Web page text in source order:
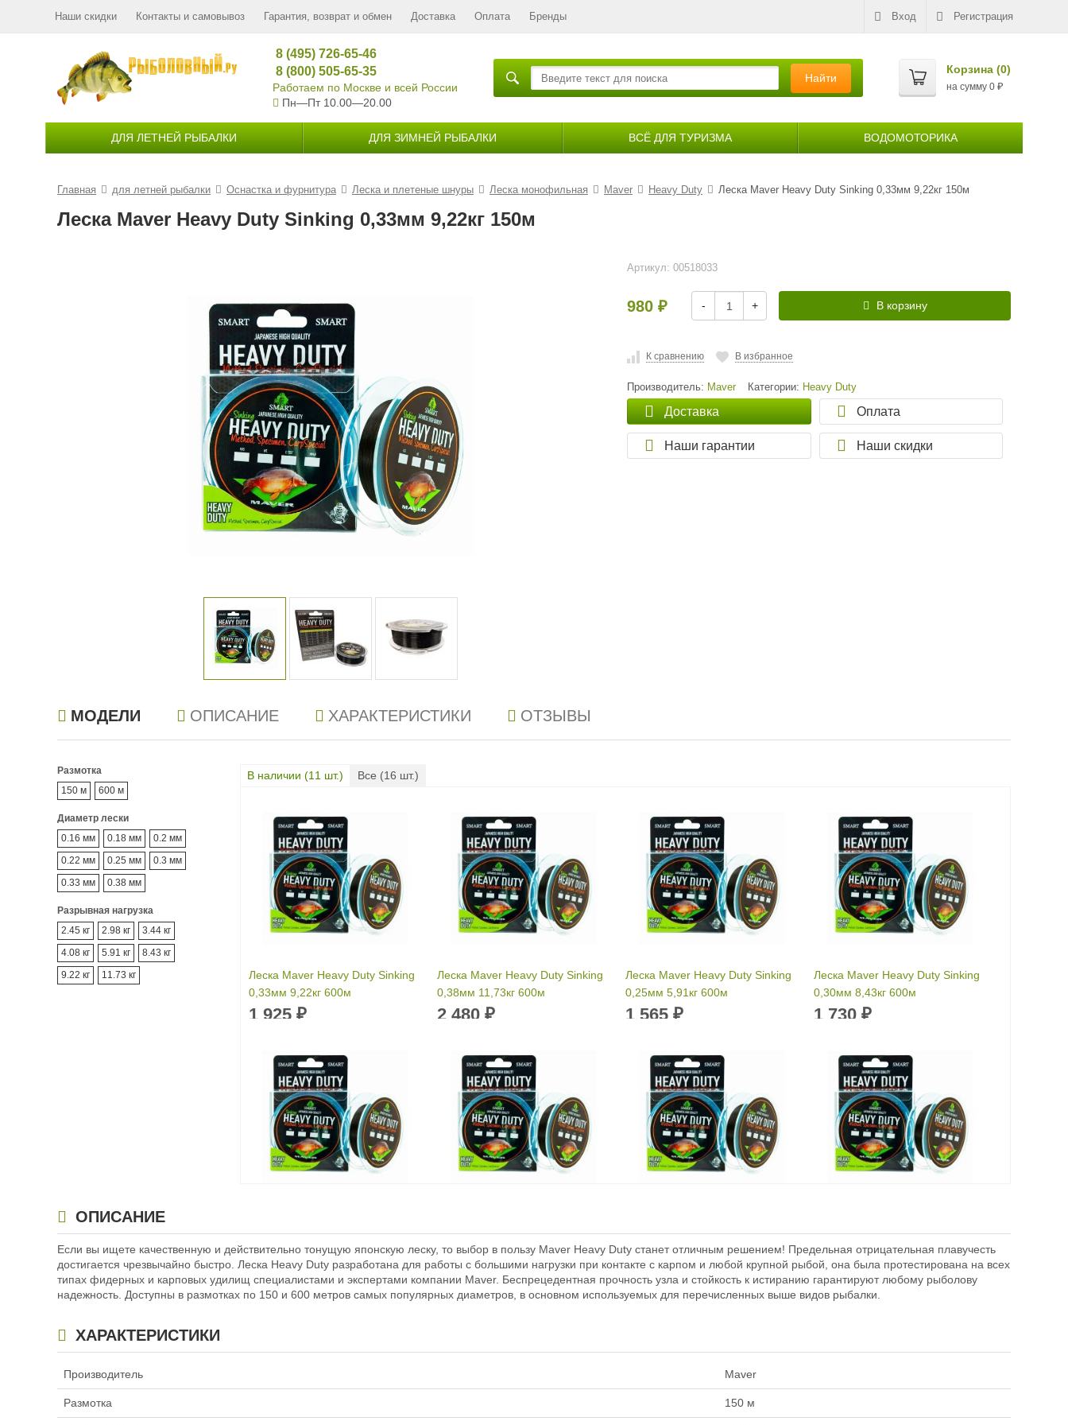
Вход Регистрация
Наши скидки Контакты и самовывоз Гарантия, возврат и обмен Доставка Оплата Бренды
8 (495) 726-65-46
8 (800) 505-65-35
Работаем по Москве и всей России
Пн—Пт 10.00—20.00
Найти
Корзина (0)
на сумму 0 ₽
ДЛЯ ЛЕТНЕЙ РЫБАЛКИ ДЛЯ ЗИМНЕЙ РЫБАЛКИ ВСЁ ДЛЯ ТУРИЗМА ВОДОМОТОРИКА
Главная для летней рыбалки Оснастка и фурнитура Леска и плетеные шнуры Леска монофильная Maver Heavy Duty Леска Maver Heavy Duty Sinking 0,33мм 9,22кг 150м
Леска Maver Heavy Duty Sinking 0,33мм 9,22кг 150м
Артикул:00518033
980₽ - + В корзину
К сравнению В избранное
Производитель: Maver Категории: Heavy Duty
Доставка Оплата
Наши гарантии Наши скидки
МОДЕЛИ ОПИСАНИЕ ХАРАКТЕРИСТИКИ ОТЗЫВЫ
Размотка
150 м
600 м
Диаметр лески
0.16 мм
0.18 мм
0.2 мм
0.22 мм
0.25 мм
0.3 мм
0.33 мм
0.38 мм
Разрывная нагрузка
2.45 кг
2.98 кг
3.44 кг
4.08 кг
5.91 кг
8.43 кг
9.22 кг
11.73 кг
В наличии (11 шт.) Все (16 шт.)
Леска Maver Heavy Duty Sinking
0,33мм 9,22кг 600м
1 925 ₽
Разрывная нагрузка:
Леска Maver Heavy Duty Sinking
0,38мм 11,73кг 600м
2 480 ₽
Разрывная нагрузка:
Леска Maver Heavy Duty Sinking
0,25мм 5,91кг 600м
1 565 ₽
Разрывная нагрузка:
Леска Maver Heavy Duty Sinking
0,30мм 8,43кг 600м
1 730 ₽
Разрывная нагрузка:
0,22мм 4,08кг 600м
1 470₽
Размотка:600 м
Диаметр лески:0.22 мм
Разрывная нагрузка:4.08 кг
0,30мм 8,43кг 150м
880₽
Размотка:150 м
Диаметр лески: 0.3 мм
Разрывная нагрузка:8.43 кг
0,33мм 9,22кг 150м
980₽
Размотка:150 м
Диаметр лески:0.33 мм
Разрывная нагрузка:9.22 кг
0,16мм 2,45кг 150м
785₽
Размотка: 150 м
Диаметр лески:0.16 мм
Разрывная нагрузка:
ОПИСАНИЕ
Если вы ищете качественную и действительно тонущую японскую леску, то выбор в пользу Maver Heavy Duty станет отличным решением! Предельная отрицательная плавучесть
достигается чрезвычайно быстро. Леска Heavy Duty разработана для работы с большими нагрузки при контакте с карпом и любой крупной рыбой, она была протестирована на всех
типах фидерных и карповых удилищ специалистами и экспертами компании Maver. Беспрецедентная прочность узла и стойкость к истиранию гарантируют любому рыболову
надежность. Доступны в размотках по 150 и 600 метров самых популярных диаметров, в основном используемых для перечисленных выше видов рыбалки.
ХАРАКТЕРИСТИКИ
Производитель Maver
Размотка 150 м